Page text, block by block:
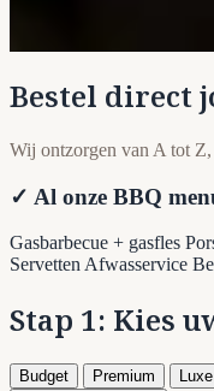
Bestel direct
Wij ontzorgen van A tot
✓ Al onze BBQ
Gasbarbecue + gasfles
ServettenAfwasservice
Stap 1: Kies
Budget Premium
Luxe